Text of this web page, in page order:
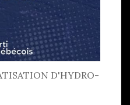
D'HYDRO-